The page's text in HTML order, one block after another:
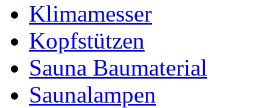
Klimamesser
Kopfstützen
Sauna Baumaterial
Saunalampen